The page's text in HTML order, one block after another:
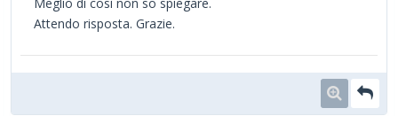
Attendo risposta. Grazie.